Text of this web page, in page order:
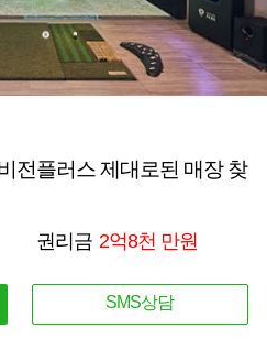
전플러스 제대로된 매장 찾
권리금 2억8천 만원
SMS상담